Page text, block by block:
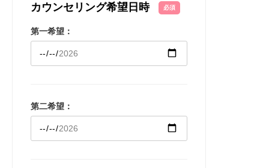
カウンセリング希望日時 必須
第一希望：
第二希望：